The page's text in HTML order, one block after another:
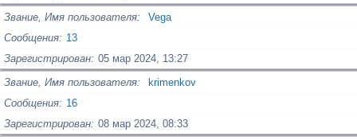
Звание, Имя пользователя
Vega
Сообщения
13
Зарегистрирован 05 мар 2024, 13:27
Звание, Имя пользователя
krimenkov
Сообщения
16
Зарегистрирован 08 мар 2024, 08:33